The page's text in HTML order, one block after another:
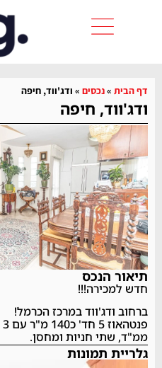
דף הבית »נכסים » ודג'ווד, חיפה
ודג'ווד, חיפה
תיאור הנכס
חדש למכירה!!!
ברחוב ודג'ווד במרכז הכרמל!
פנטהאוז 5 חד' כ140 מ"ר עם 3 מרפסות,
ממ"ד, שתי חניות ומחסן.
גלריית תמונות